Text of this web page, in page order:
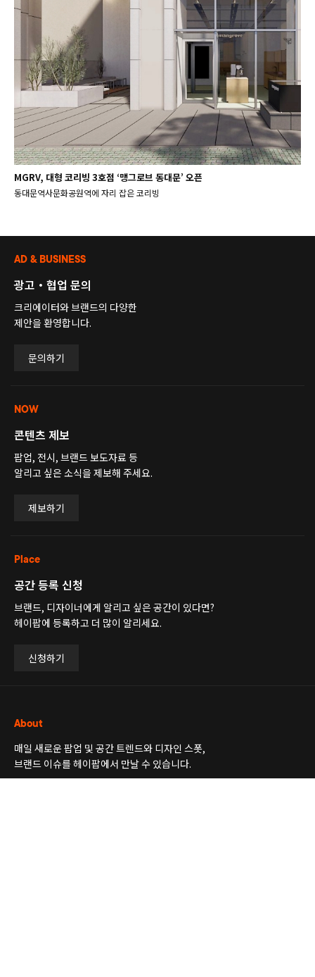
MGRV, 대형 코리빙 3호점 ‘맹그로브 동대문’ 오픈
동대문역사문화공원역에 자리 잡은 코리빙
AD & BUSINESS
광고・협업 문의
크리에이터와 브랜드의 다양한
제안을 환영합니다.
문의하기
NOW
콘텐츠 제보
팝업, 전시, 브랜드 보도자료 등
알리고 싶은 소식을 제보해 주세요.
제보하기
Place
공간 등록 신청
브랜드, 디자이너에게 알리고 싶은 공간이 있다면?
헤이팝에 등록하고 더 많이 알리세요.
신청하기
About
매일 새로운 팝업 및 공간 트렌드와 디자인 스폿,
브랜드 이슈를 헤이팝에서 만날 수 있습니다.